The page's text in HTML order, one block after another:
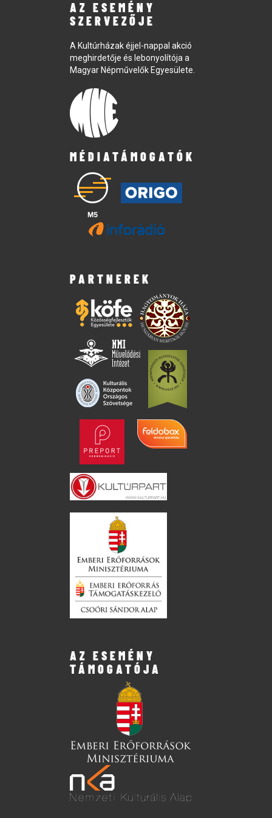
AZ ESEMÉNY
SZERVEZŐJE
A Kultúrházak éjjel-nappal akció
meghirdetője és lebonyolítója a
Magyar Népművelők Egyesülete.
MÉDIATÁMOGATÓK
PARTNEREK
AZ ESEMÉNY
TÁMOGATÓJA